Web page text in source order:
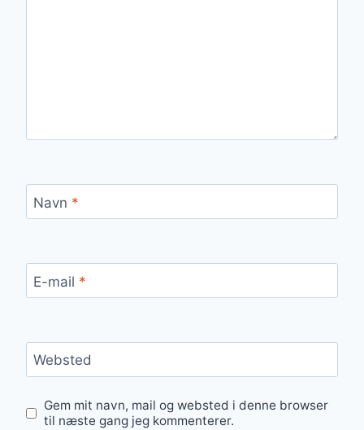
Navn *
E-mail *
Websted
Gem mit navn, mail og websted i denne browser
til næste gang jeg kommenterer.